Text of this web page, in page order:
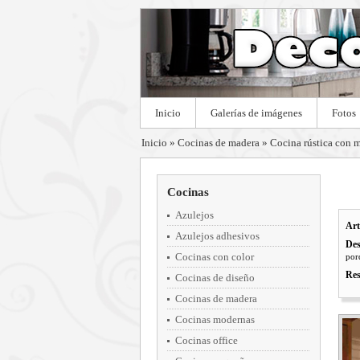
Inicio Galerías de imágenes Fotos
Inicio » Cocinas de madera » Cocina rústica con
Cocinas
Azulejos
Azulejos adhesivos
Cocinas con color
Cocinas de diseño
Cocinas de madera
Cocinas modernas
Cocinas office